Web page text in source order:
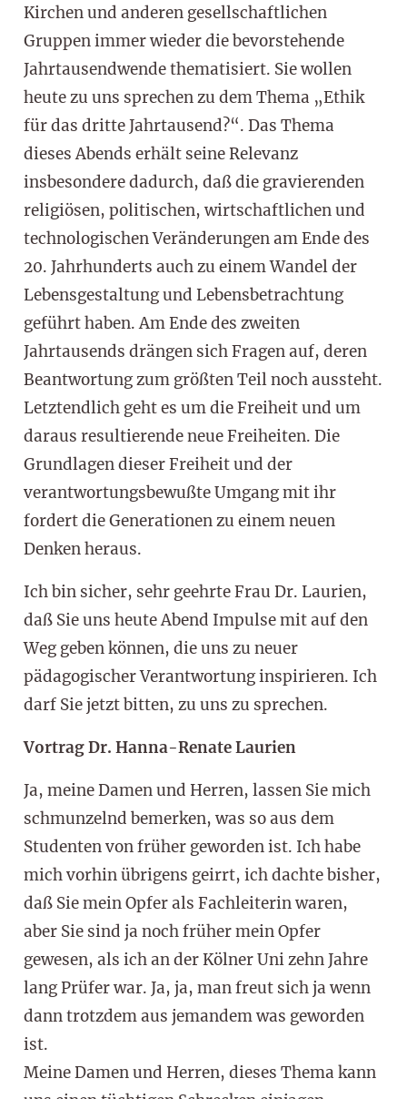
Kirchen und anderen gesellschaftlichen
Gruppen immer wieder die bevorstehende
Jahrtausendwende thematisiert. Sie wollen
heute zu uns sprechen zu dem Thema „Ethik
für das dritte Jahrtausend?“. Das Thema
dieses Abends erhält seine Relevanz
insbesondere dadurch, daß die gravierenden
religiösen, politischen, wirtschaftlichen und
technologischen Veränderungen am Ende des
20. Jahrhunderts auch zu einem Wandel der
Lebensgestaltung und Lebensbetrachtung
geführt haben. Am Ende des zweiten
Jahrtausends drängen sich Fragen auf, deren
Beantwortung zum größten Teil noch aussteht.
Letztendlich geht es um die Freiheit und um
daraus resultierende neue Freiheiten. Die
Grundlagen dieser Freiheit und der
verantwortungsbewußte Umgang mit ihr
fordert die Generationen zu einem neuen
Denken heraus.
Ich bin sicher, sehr geehrte Frau Dr. Laurien,
daß Sie uns heute Abend Impulse mit auf den
Weg geben können, die uns zu neuer
pädagogischer Verantwortung inspirieren. Ich
darf Sie jetzt bitten, zu uns zu sprechen.
Vortrag Dr. Hanna-Renate Laurien
Ja, meine Damen und Herren, lassen Sie mich
schmunzelnd bemerken, was so aus dem
Studenten von früher geworden ist. Ich habe
mich vorhin übrigens geirrt, ich dachte bisher,
daß Sie mein Opfer als Fachleiterin waren,
aber Sie sind ja noch früher mein Opfer
gewesen, als ich an der Kölner Uni zehn Jahre
lang Prüfer war. Ja, ja, man freut sich ja wenn
dann trotzdem aus jemandem was geworden
ist.
Meine Damen und Herren, dieses Thema kann